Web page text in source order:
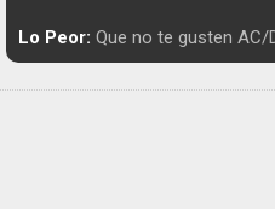
Lo Peor: Que no te gusten AC/